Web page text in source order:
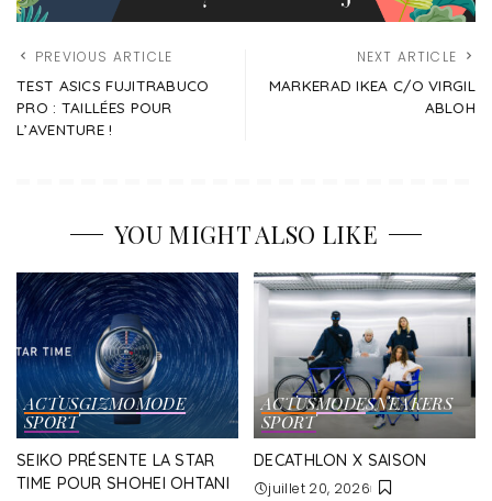
PREVIOUS ARTICLE
TEST ASICS FUJITRABUCO
PRO : TAILLÉES POUR
L’AVENTURE !
NEXT ARTICLE
MARKERAD IKEA C/O VIRGIL
ABLOH
YOU MIGHT ALSO LIKE
ACTUSGIZMOMODE
SPORT
SEIKO PRÉSENTE LA STAR
TIME POUR SHOHEI OHTANI
ACTUSMODESNEAKERS
SPORT
DECATHLON X SAISON
juillet 20, 2026